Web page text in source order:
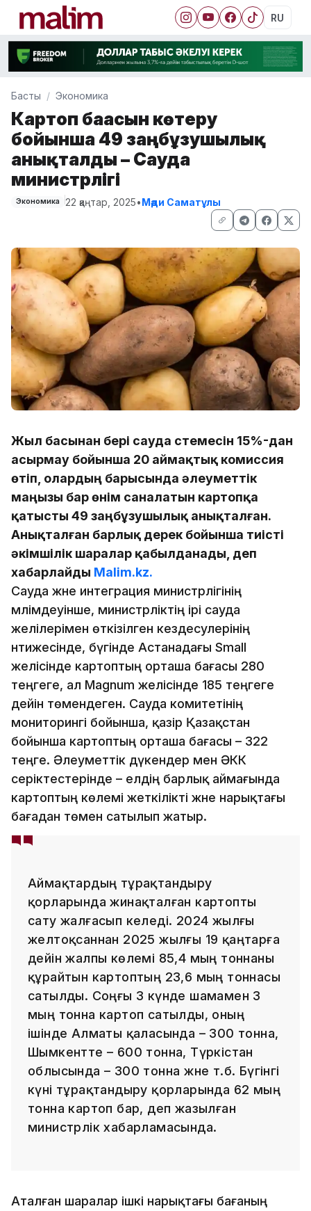
RU
Басты Экономика
Картоп бағасын көтеру
бойынша 49 заңбұзушылық
анықталды – Сауда
министрлігі
Экономика 22 қаңтар, 2025•Мәди Саматұлы
Жыл басынан бері сауда үстемесін 15%-дан
асырмау бойынша 20 аймақтық комиссия
өтіп, олардың барысында әлеуметтік
маңызы бар өнім саналатын картопқа
қатысты 49 заңбұзушылық анықталған.
Анықталған барлық дерек бойынша тиісті
әкімшілік шаралар қабылданады, деп
хабарлайды Malim.kz.
Сауда және интеграция министрлігінің
мәлімдеуінше, министрліктің ірі сауда
желілерімен өткізілген кездесулерінің
нәтижесінде, бүгінде Астанадағы Small
желісінде картоптың орташа бағасы 280
теңгеге, ал Magnum желісінде 185 теңгеге
дейін төмендеген. Сауда комитетінің
мониторингі бойынша, қазір Қазақстан
бойынша картоптың орташа бағасы – 322
теңге. Әлеуметтік дүкендер мен ӘКК
серіктестерінде – елдің барлық аймағында
картоптың көлемі жеткілікті және нарықтағы
бағадан төмен сатылып жатыр.
Аймақтардың тұрақтандыру
қорларында жинақталған картопты
сату жалғасып келеді. 2024 жылғы
желтоқсаннан 2025 жылғы 19 қаңтарға
дейін жалпы көлемі 85,4 мың тоннаны
құрайтын картоптың 23,6 мың тоннасы
сатылды. Соңғы 3 күнде шамамен 3
мың тонна картоп сатылды, оның
ішінде Алматы қаласында – 300 тонна,
Шымкентте – 600 тонна, Түркістан
облысында – 300 тонна және т.б. Бүгінгі
күні тұрақтандыру қорларында 62 мың
тонна картоп бар, деп жазылған
министрлік хабарламасында.
Аталған шаралар ішкі нарықтағы бағаның